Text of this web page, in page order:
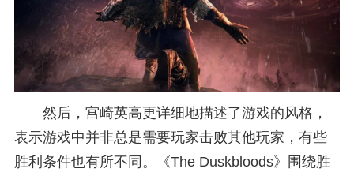
然后，宫崎英高更详细地描述了游戏的风格，
表示游戏中并非总是需要玩家击败其他玩家，有些
胜利条件也有所不同。《The Duskbloods》围绕胜